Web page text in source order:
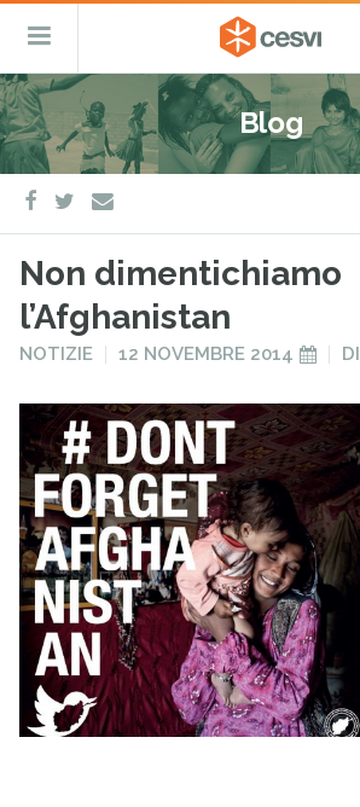
Salta
al
contenuto
CESVI
Fondazione
–
ETS
Cooperazione,
Emergenza
e
Sviluppo
Menu
Blog
facebook
twitter
e-
mail
Non dimentichiamo
l’Afghanistan
PUBBLICATO
NOTIZIE
PUBBLICATO
12 NOVEMBRE 2014 DI